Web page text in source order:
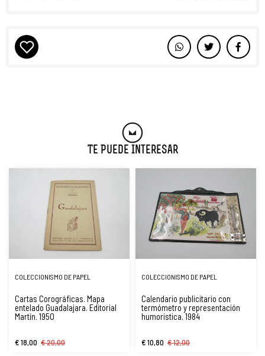
Te Puede Interesar
COLECCIONISMO DE PAPEL
Cartas Corográficas. Mapa
entelado Guadalajara. Editorial
Martín. 1950
€ 18,00 € 20,00
COLECCIONISMO DE PAPEL
Calendario publicitario con
termómetro y representación
humorística. 1984
€ 10,80 € 12,00